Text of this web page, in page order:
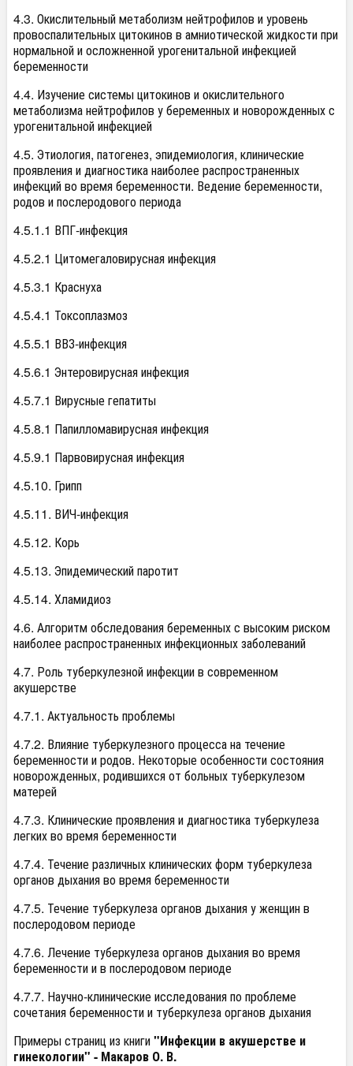
4.3. Окислительный метаболизм нейтрофилов и уровень
провоспалительных цитокинов в амниотической жидкости при
нормальной и осложненной урогенитальной инфекцией
беременности
4.4. Изучение системы цитокинов и окислительного
метаболизма нейтрофилов у беременных и новорожденных с
урогенитальной инфекцией
4.5. Этиология, патогенез, эпидемиология, клинические
проявления и диагностика наиболее распространенных
инфекций во время беременности. Ведение беременности,
родов и послеродового периода
4.5.1.1 ВПГ-инфекция
4.5.2.1 Цитомегаловирусная инфекция
4.5.3.1 Краснуха
4.5.4.1 Токсоплазмоз
4.5.5.1 ВВЗ-инфекция
4.5.6.1 Энтеровирусная инфекция
4.5.7.1 Вирусные гепатиты
4.5.8.1 Папилломавирусная инфекция
4.5.9.1 Парвовирусная инфекция
4.5.10. Грипп
4.5.11. ВИЧ-инфекция
4.5.12. Корь
4.5.13. Эпидемический паротит
4.5.14. Хламидиоз
4.6. Алгоритм обследования беременных с высоким риском
наиболее распространенных инфекционных заболеваний
4.7. Роль туберкулезной инфекции в современном
акушерстве
4.7.1. Актуальность проблемы
4.7.2. Влияние туберкулезного процесса на течение
беременности и родов. Некоторые особенности состояния
новорожденных, родившихся от больных туберкулезом
матерей
4.7.3. Клинические проявления и диагностика туберкулеза
легких во время беременности
4.7.4. Течение различных клинических форм туберкулеза
органов дыхания во время беременности
4.7.5. Течение туберкулеза органов дыхания у женщин в
послеродовом периоде
4.7.6. Лечение туберкулеза органов дыхания во время
беременности и в послеродовом периоде
4.7.7. Научно-клинические исследования по проблеме
сочетания беременности и туберкулеза органов дыхания
Примеры страниц из книги"Инфекции в акушерстве и
гинекологии" - Макаров О. В.